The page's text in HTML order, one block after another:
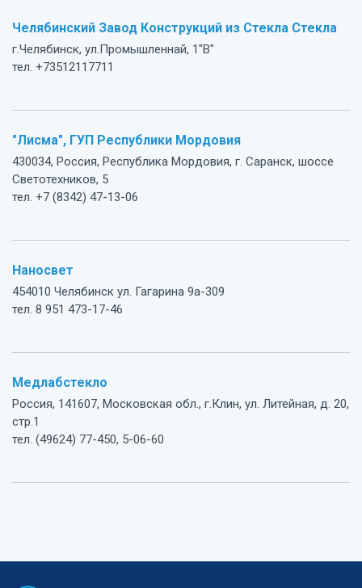
Челябинский Завод Конструкций из Стекла Стекла
г.Челябинск, ул.Промышленнай, 1"В"
тел. +73512117711
"Лисма", ГУП Республики Мордовия
430034, Россия, Республика Мордовия, г. Саранск, шоссе
Светотехников, 5
тел. +7 (8342) 47-13-06
Наносвет
454010 Челябинск ул. Гагарина 9а-309
тел. 8 951 473-17-46
Медлабстекло
Россия, 141607, Московская обл., г.Клин, ул. Литейная, д. 20,
стр.1
тел. (49624) 77-450, 5-06-60